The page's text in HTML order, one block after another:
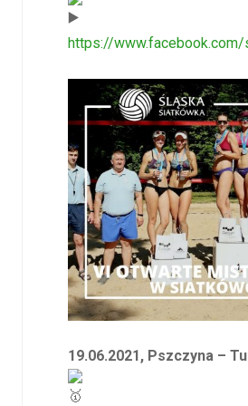
https://
19.06.2021, Pszczyna –